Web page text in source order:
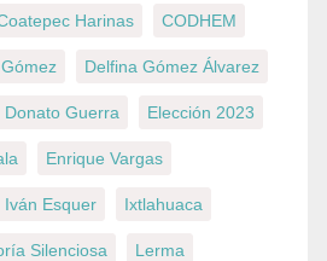
Harinas CODHEM
Delfina Gómez Álvarez
Donato Guerra Elección 2023
Enrique Vargas
Iván Esquer Ixtlahuaca
Silenciosa Lerma